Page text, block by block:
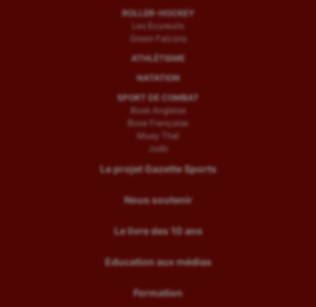
ROLLER-HOCKEY
Les Ecureuils
Green Falcons
ATHLÉTISME
NATATION
SPORT DE COMBAT
Boxe Anglaise
Boxe Française
Muay Thaï
Judo
Le projet Gazette Sports
Nous soutenir
Le livre des 10 ans
Education aux médias
Formation